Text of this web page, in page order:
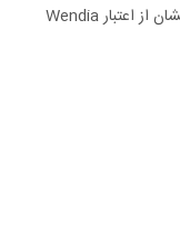
گردد. دریافت این گواهی در طی ۴ دوره ممیزی، نشان از اعتبار Wendia